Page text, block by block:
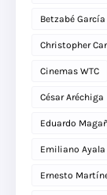
Betzabé García
Christopher
Cinemas WTC
César Aréchiga
Eduardo
Emiliano Ayala
Ernesto